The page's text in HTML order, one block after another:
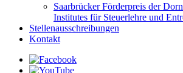
Saarbrücker Förderpreis der
Institutes für Steuerlehre und
Stellenausschreibungen
Kontakt